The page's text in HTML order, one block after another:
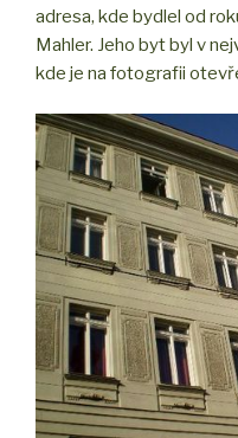
adresa, kde bydlel od
Mahler. Jeho byt byl v
kde je na fotografii